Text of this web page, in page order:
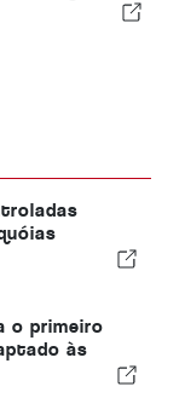
o primeiro
às